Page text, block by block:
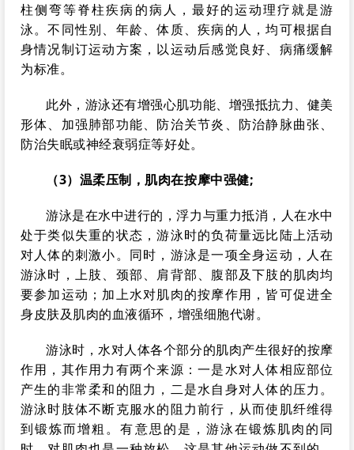
柱侧弯等脊柱疾病的病人，最好的运动理疗就是游
泳。不同性别、年龄、体质、疾病的人，均可根据自
身情况制订运动方案，以运动后感觉良好、病痛缓解
为标准。
此外，游泳还有增强心肌功能、增强抵抗力、健美
形体、加强肺部功能、防治关节炎、防治静脉曲张、
防治失眠或神经衰弱症等好处。
（3）温柔压制，肌肉在按摩中强健;
游泳是在水中进行的，浮力与重力抵消，人在水中
处于类似失重的状态，游泳时的负荷量远比陆上活动
对人体的刺激小。同时，游泳是一项全身运动，人在
游泳时，上肢、颈部、肩背部、腹部及下肢的肌肉均
要参加运动；加上水对肌肉的按摩作用，皆可促进全
身皮肤及肌肉的血液循环，增强细胞代谢。
游泳时，水对人体各个部分的肌肉产生很好的按摩
作用，其作用力有两个来源：一是水对人体相应部位
产生的非常柔和的阻力，二是水自身对人体的压力。
游泳时肢体不断克服水的阻力前行，从而使肌纤维得
到锻炼而增粗。有意思的是，游泳在锻炼肌肉的同